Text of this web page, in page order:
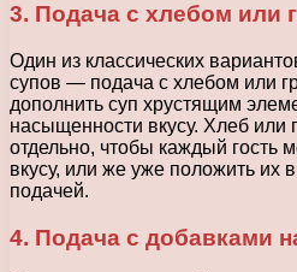
3. Подача с хлебом или
Один из классических
супов — подача с хлебом или
дополнить суп хрустящим
насыщенности вкусу. Хлеб или
отдельно, чтобы каждый гость
вкусу, или же уже положить их
подачей.
4. Подача с добавками